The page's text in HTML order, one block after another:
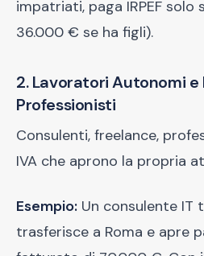
impatriati, paga IRPEF
36.000 € se ha figli).
2. Lavoratori Autonomi e
Professionisti
Consulenti, freelance,
IVA che aprono la propria
Esempio: Un consulente IT
trasferisce a Roma e apre